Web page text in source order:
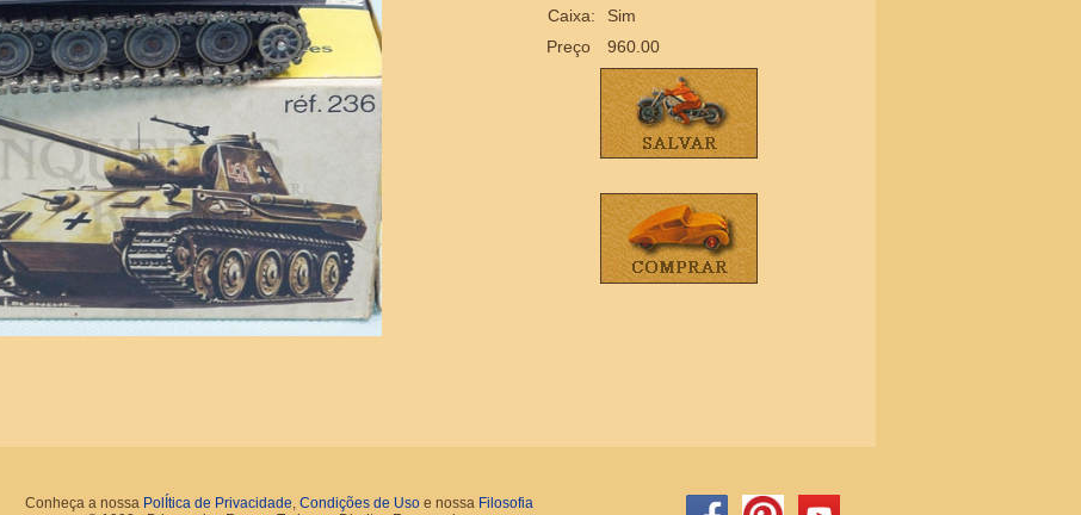
Caixa:
Sim
Preço
960.00
Conheça a nossa PolÍtica de Privacidade, Condições de Uso e nossa Filosofia